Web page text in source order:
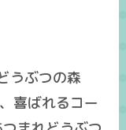
うぶつの森
喜ばれるコー